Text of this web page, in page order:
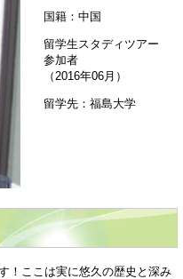
国籍：中国
留学生スタディツアー
参加者
（2016年06月）
留学先：福島大学
！ここは実に悠久の歴史と深み